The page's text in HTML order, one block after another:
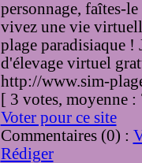
personnage, faîtes-
vivez une vie
plage paradisiaque !
d'élevage virtuel
http://www.sim-
[ 3 votes,
Voter pour ce site
Commentaires (0) :
Rédiger